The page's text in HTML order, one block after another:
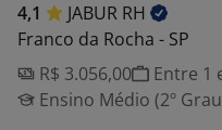
4,1 JABUR RH
Franco da Rocha - SP
R$ 3.056,00
Entre 1
Ensino Médio (2º